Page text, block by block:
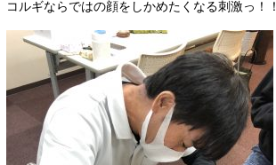
コルギならではの顔をしかめたくなる刺激っ！！